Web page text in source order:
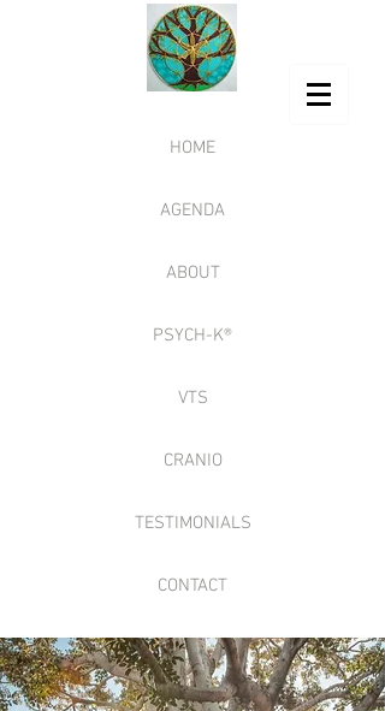
HOME
AGENDA
ABOUT
PSYCH-K®
VTS
CRANIO
TESTIMONIALS
CONTACT